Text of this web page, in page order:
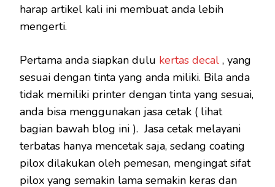
harap artikel kali ini membuat anda lebih
mengerti.
Pertama anda siapkan dulu kertas decal , yang
sesuai dengan tinta yang anda miliki. Bila anda
tidak memiliki printer dengan tinta yang sesuai,
anda bisa menggunakan jasa cetak ( lihat
bagian bawah blog ini ). Jasa cetak melayani
terbatas hanya mencetak saja, sedang coating
pilox dilakukan oleh pemesan, mengingat sifat
pilox yang semakin lama semakin keras dan